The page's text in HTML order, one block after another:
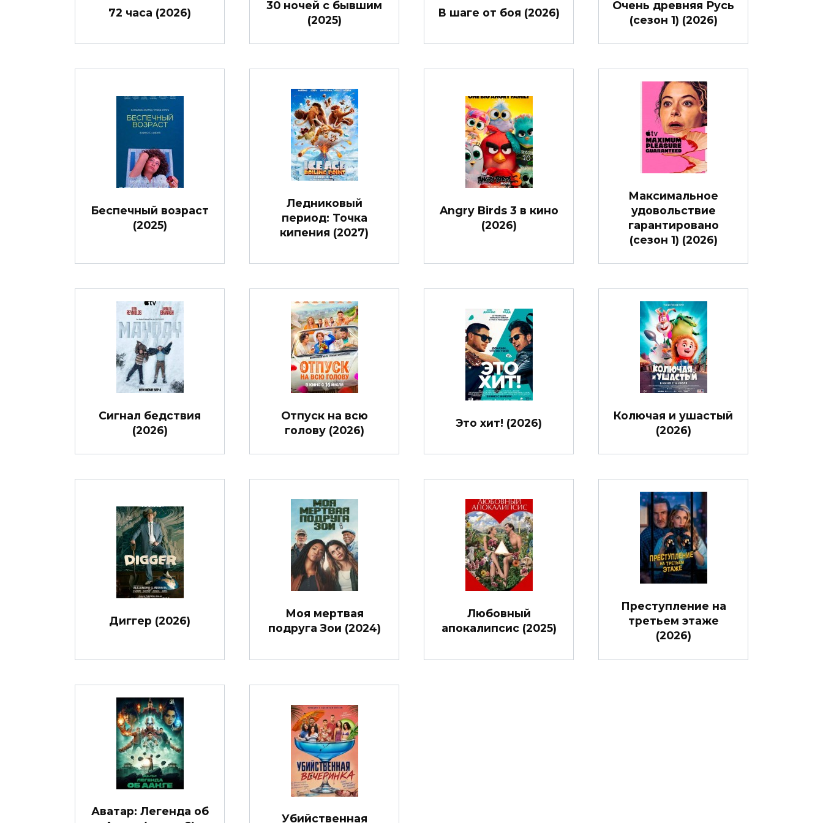
72 часа (2026)
30 ночей с бывшим
(2025)
В шаге от боя (2026)
Очень древняя Русь
(сезон 1) (2026)
Беспечный возраст
(2025)
Ледниковый
период: Точка
кипения (2027)
Angry Birds 3 в кино
(2026)
Максимальное
удовольствие
гарантировано
(сезон 1) (2026)
Сигнал бедствия
(2026)
Отпуск на всю
голову (2026)
Это хит! (2026)
Колючая и ушастый
(2026)
Диггер (2026)
Моя мертвая
подруга Зои (2024)
Любовный
апокалипсис (2025)
Преступление на
третьем этаже
(2026)
Аватар: Легенда об
Убийственная